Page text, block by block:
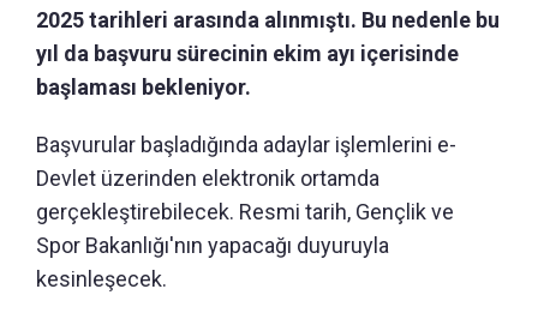
2025 tarihleri arasında alınmıştı. Bu nedenle bu
yıl da başvuru sürecinin ekim ayı içerisinde
başlaması bekleniyor.
Başvurular başladığında adaylar işlemlerini e-
Devlet üzerinden elektronik ortamda
gerçekleştirebilecek. Resmi tarih, Gençlik ve
Spor Bakanlığı'nın yapacağı duyuruyla
kesinleşecek.